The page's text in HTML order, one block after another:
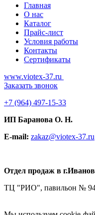
Главная
О нас
Каталог
Прайс-лист
Условия работы
Контакты
Сертификаты
www.viotex-37.ru
Заказать звонок
+7 (964) 497-15-33
ИП Баранова О. Н.
E-mail: zakaz@viotex-37.ru
Отдел продаж в
ТЦ "РИО", павильон №